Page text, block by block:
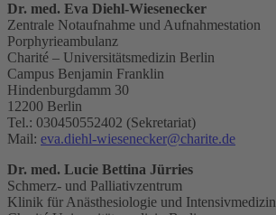
Dr. med. Eva Diehl-Wiesenecker
Zentrale Notaufnahme und Aufnahmestation
Porphyrieambulanz
Charité – Universitätsmedizin Berlin
Campus Benjamin Franklin
Hindenburgdamm 30
12200 Berlin
Tel.: 030450552402 (Sekretariat)
Mail: eva.diehl-wiesenecker@charite.de
Dr. med. Lucie Bettina Jürries
Schmerz- und Palliativzentrum
Klinik für Anästhesiologie und Intensivmedizin